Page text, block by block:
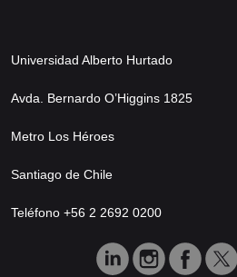
Universidad Alberto Hurtado
Avda. Bernardo O’Higgins 1825
Metro Los Héroes
Santiago de Chile
Teléfono +56 2 2692 0200